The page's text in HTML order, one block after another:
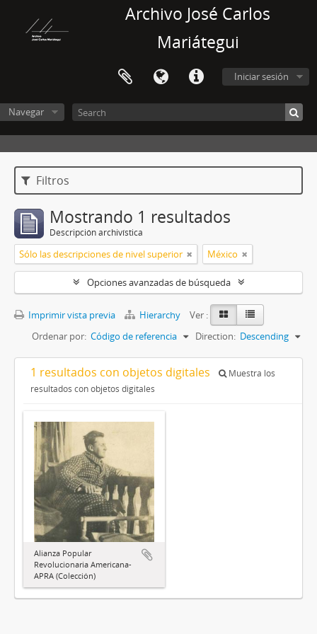
Archivo José Carlos
Mariátegui
Iniciar sesión
Navegar
Filtros
Mostrando 1 resultados
Descripción archivística
Sólo las descripciones de nivel superior México
Opciones avanzadas de búsqueda
Imprimir vista previa Hierarchy
Ver :
Ordenar por: Código de referencia Direction: Descending
1 resultados con objetos digitales
Muestra los
resultados con objetos digitales
Alianza Popular
Revolucionaria Americana-
APRA (Colección)